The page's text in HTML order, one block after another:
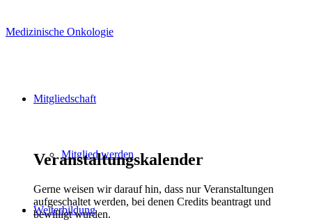
Mitgliedschaft
Mitglied werden
Weiterbildung
Veranstaltungskalender
Gerne weisen wir darauf hin, dass nur Veranstaltungen
aufgeschaltet werden, bei denen Credits beantragt und
bewilligt wurden.